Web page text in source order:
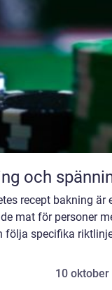
och
recept bakning är
mat för personer
följa specifika
10 oktober